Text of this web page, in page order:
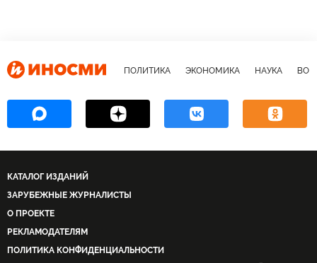
ПОЛИТИКА ЭКОНОМИКА НАУКА
КАТАЛОГ ИЗДАНИЙ
ЗАРУБЕЖНЫЕ ЖУРНАЛИСТЫ
О ПРОЕКТЕ
РЕКЛАМОДАТЕЛЯМ
ПОЛИТИКА КОНФИДЕНЦИАЛЬНОСТИ